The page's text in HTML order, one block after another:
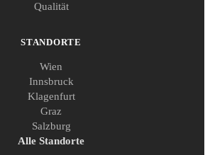
Qualität
STANDORTE
Wien
Innsbruck
Klagenfurt
Graz
Salzburg
Alle Standorte